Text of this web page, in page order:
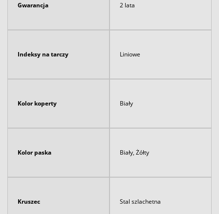
Gwarancja 2 lata
Indeksy na tarczy Liniowe
Kolor koperty Biały
Kolor paska Biały, Żółty
Kruszec Stal szlachetna